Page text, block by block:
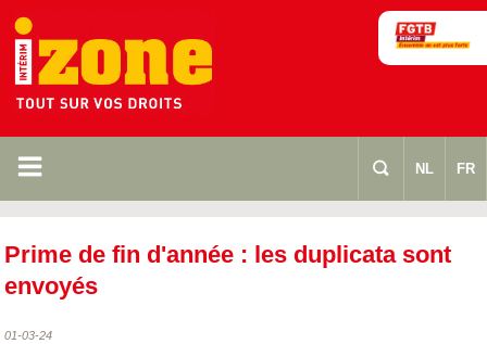
m s NL FR
Prime de fin d'année : les duplicata sont
envoyés
01-03-24